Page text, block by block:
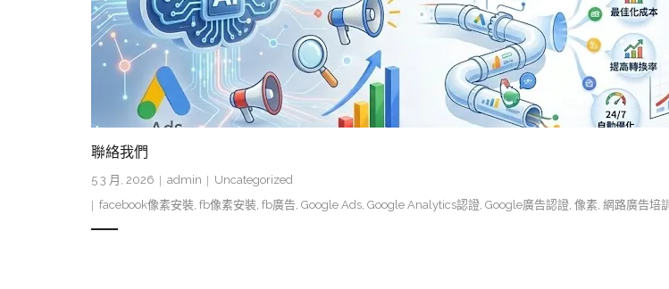
聯絡我們
5 3 月, 2026 admin
Uncategorized
facebook像素安裝, fb像素安裝, fb廣告, Google Ads, Google Analytics認證, Google廣告認證, 像素, 網路廣告培訓